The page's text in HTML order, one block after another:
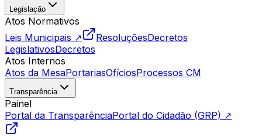
Legislação
Atos Normativos
Leis Municipais ↗
ResoluçõesDecretos
LegislativosDecretos
Atos Internos
Atos da MesaPortariasOfíciosProcessos CM
Transparência
Painel
Portal da TransparênciaPortal do Cidadão (GRP) ↗